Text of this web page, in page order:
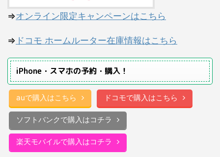
⇒オンライン限定キャンペーンはこちら
⇒ ドコモ ホームルーター在庫情報はこちら
iPhone・スマホの予約・購入！
auで購入はこちら ドコモで購入はこちら
ソフトバンクで購入はコチラ
楽天モバイルで購入はコチラ